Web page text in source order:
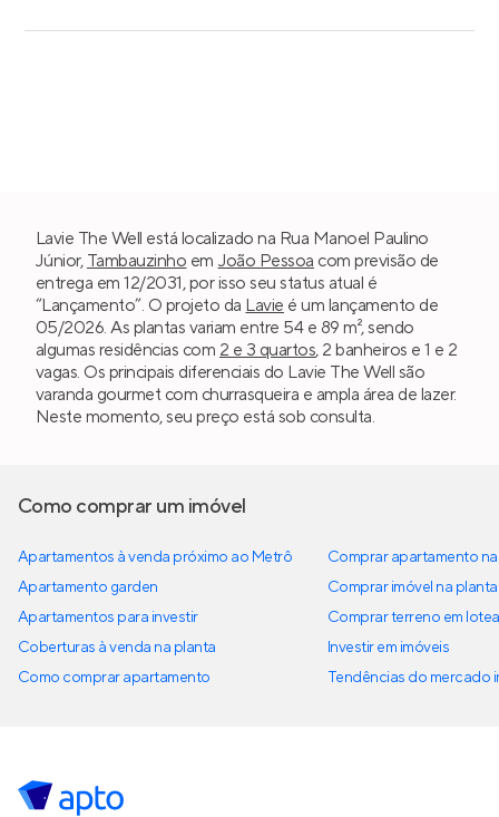
Lavie The Well está localizado na Rua Manoel Paulino
Júnior, Tambauzinho em João Pessoa com previsão de
entrega em 12/2031, por isso seu status atual é
“Lançamento”. O projeto da Lavie é um lançamento de
05/2026. As plantas variam entre 54 e 89 m², sendo
algumas residências com 2 e 3 quartos, 2 banheiros e 1 e 2
vagas. Os principais diferenciais do Lavie The Well são
varanda gourmet com churrasqueira e ampla área de lazer.
Neste momento, seu preço está sob consulta.
Como comprar um imóvel
Apartamentos à venda próximo ao Metrô
Apartamento garden
Apartamentos para investir
Coberturas à venda na planta
Como comprar apartamento
Comprar apartamento
Comprar imóvel na planta
Comprar terreno em
Investir em imóveis
Tendências do mercado